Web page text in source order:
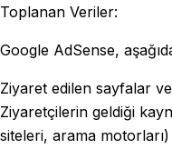
Toplanan Veriler:
Google AdSense,
Ziyaret edilen sayfalar
Ziyaretçilerin geldiği
siteleri, arama motorları)